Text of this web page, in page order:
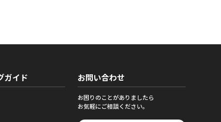
ガイド お問い合わせ
お困りのことがありましたら
お気軽にご相談ください。